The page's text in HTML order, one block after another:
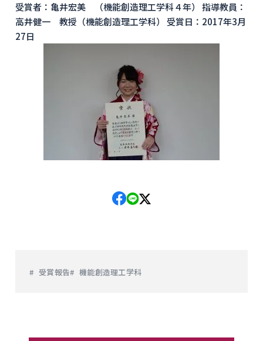
受賞者：亀井宏美 （機能創造理工学科４年） 指導教員：
高井健一 教授（機能創造理工学科） 受賞日：2017年3月
27日
受賞報告 機能創造理工学科